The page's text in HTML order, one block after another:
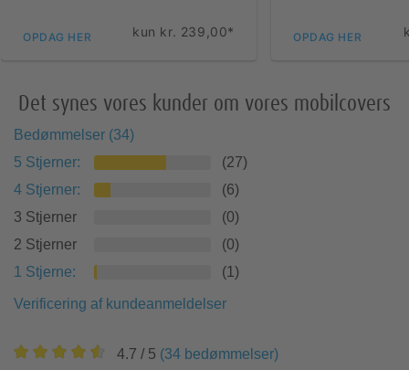
kun kr. 239,00*
OPDAG HER OPDAG HER
Det synes vores kunder om vores mobilcovers
Bedømmelser (34)
5 Stjerner: (27)
4 Stjerner: (6)
3 Stjerner
(0)
2 Stjerner
(0)
1 Stjerne: (1)
Verificering af kundeanmeldelser
4.7 / 5 (34 bedømmelser)